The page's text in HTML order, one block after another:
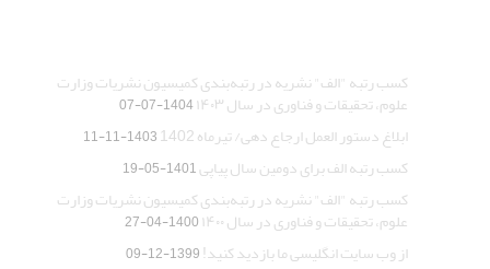
کسب رتبه "الف" نشریه در رتبه‌بندی کمیسیون نشریات وزارت
علوم، تحقیقات و فناوری در سال ۱۴۰۳ 1404-07-07
ابلاغ دستور العمل ارجاع دهی/ تیرماه 1402 1403-11-11
کسب رتبه الف برای دومین سال پیاپی1401-05-19
کسب رتبه "الف" نشریه در رتبه‌بندی کمیسیون نشریات وزارت
علوم، تحقیقات و فناوری در سال ۱۴۰۰ 1400-04-27
از وب سایت انگلیسی ما بازدید کنید!1399-12-09